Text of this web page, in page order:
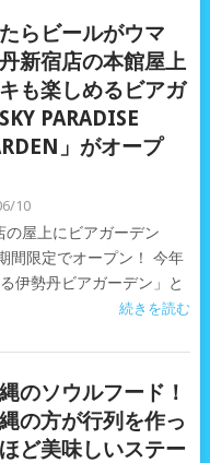
らビールがウマ
新宿店の本館屋上
も楽しめるビアガ
PARADISE
」がオープ
10
屋上にビアガーデン
間限定でオープン！ 今年
伊勢丹ビアガーデン」と
続きを読む
のソウルフード！
の方が行列を作っ
ど美味しいステー